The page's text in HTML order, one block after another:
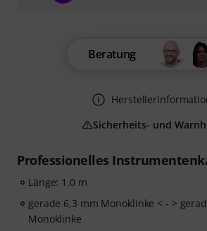
Professionelles
Länge: 1,0 m
gerade 6,3 mm Monoklinke < - >
Monoklinke
Beratung
Sicherheits- und